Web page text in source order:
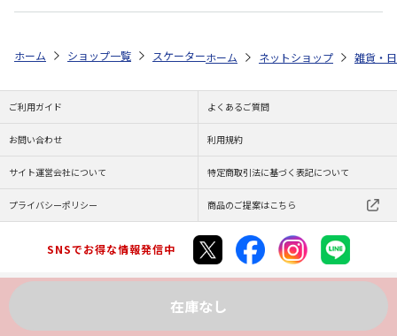
在庫なし
ホーム ショップ一覧 スケーター アクリル製クリアなお箸 21cm す
ホーム ネットショップ 雑貨・
ご利用ガイド よくあるご質問
お問い合わせ 利用規約
サイト運営会社について 特定商取引法に基づく表記について
プライバシーポリシー 商品のご提案はこちら
SNSでお得な情報発信中